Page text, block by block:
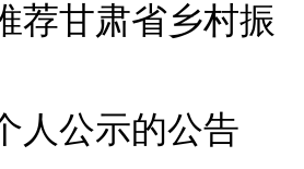
荐甘肃省乡村振
人公示的公告